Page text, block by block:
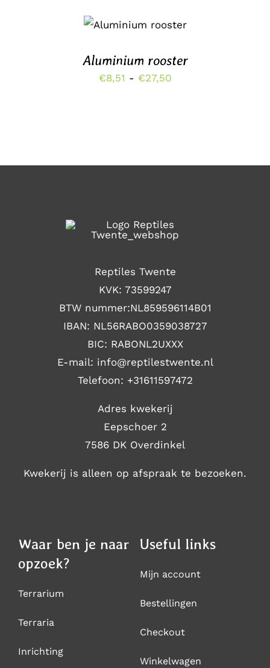
SELECTEREN DIT
MEERDERE
VARIATIES.
DEZE
/
Aluminium rooster
€8,51 - €27,50Prijsklasse:
Reptiles Twente
KVK: 73599247
BTW nummer:NL859596114B01
IBAN: NL56RABO0359038727
BIC: RABONL2UXXX
E-mail: info@reptilestwente.nl
Telefoon: +31611597472
Adres kwekerij
Eepschoer 2
7586 DK Overdinkel
Kwekerij is alleen op afspraak te bezoeken.
Waar ben je naar
opzoek?
Terrarium
Terraria
Inrichting
Useful links
Mijn account
Bestellingen
Checkout
Winkelwagen